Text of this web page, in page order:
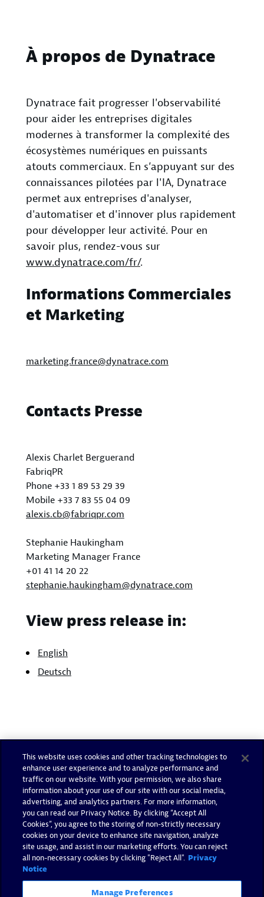
À propos de Dynatrace
Dynatrace fait progresser l'observabilité
pour aider les entreprises digitales
modernes à transformer la complexité des
écosystèmes numériques en puissants
atouts commerciaux. En s’appuyant sur des
connaissances pilotées par l'IA, Dynatrace
permet aux entreprises d'analyser,
d'automatiser et d'innover plus rapidement
pour développer leur activité. Pour en
savoir plus, rendez-vous sur
www.dynatrace.com/fr/.
Informations Commerciales
et Marketing
marketing.france@dynatrace.com
Contacts Presse
Alexis Charlet Berguerand
FabriqPR
Phone +33 1 89 53 29 39
Mobile +33 7 83 55 04 09
alexis.cb@fabriqpr.com
Stephanie Haukingham
Marketing Manager France
+01 41 14 20 22
stephanie.haukingham@dynatrace.com
View press release in:
English
Deutsch
This website uses cookies and other tracking technologies to
enhance user experience and to analyze performance and
traffic on our website. With your permission, we also share
information about your use of our site with our social media,
advertising, and analytics partners. For more information,
you can read our Privacy Notice. By clicking “Accept All
Cookies”, you agree to the storing of non-strictly necessary
cookies on your device to enhance site navigation, analyze
site usage, and assist in our marketing efforts. You can reject
all non-necessary cookies by clicking "Reject All". Privacy
Notice
Manage Preferences